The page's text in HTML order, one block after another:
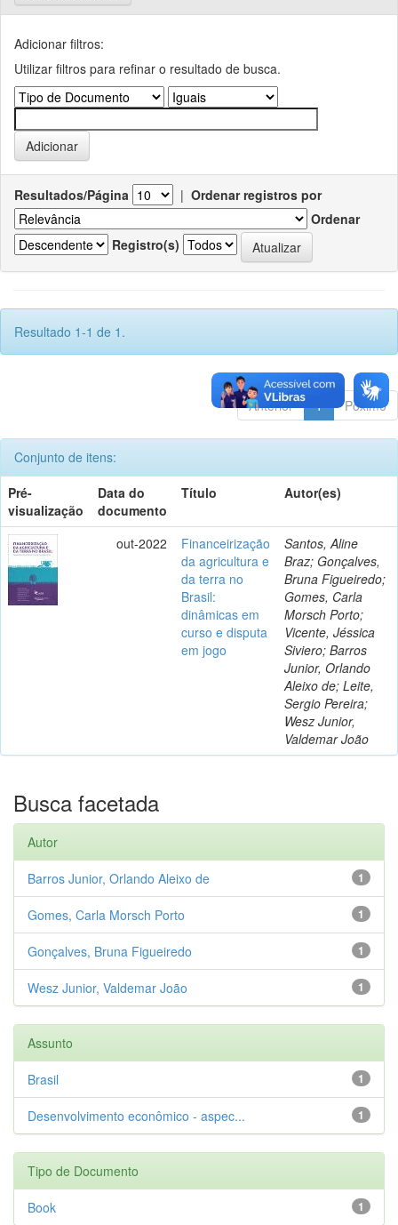
Adicionar filtros:
Utilizar filtros para refinar o resultado de busca.
Resultados/Página | Ordenar registros por
Ordenar
Registro(s)
Resultado 1-1 de 1.
Anterior 1 Póximo
Conjunto de itens:
Pré-
visualização
Data do
documento
Título Autor(es)
out-2022
Financeirização
da agricultura e
da terra no
Brasil:
dinâmicas em
curso e disputa
em jogo
Santos, Aline
Braz; Gonçalves,
Bruna Figueiredo;
Gomes, Carla
Morsch Porto;
Vicente, Jéssica
Siviero; Barros
Junior, Orlando
Aleixo de; Leite,
Sergio Pereira;
Wesz Junior,
Valdemar João
Busca facetada
Autor
1
Barros Junior, Orlando Aleixo de
1
Gomes, Carla Morsch Porto
1
Gonçalves, Bruna Figueiredo
1
Wesz Junior, Valdemar João
Assunto
1
Brasil
1
Desenvolvimento econômico - aspec...
Tipo de Documento
1
Book